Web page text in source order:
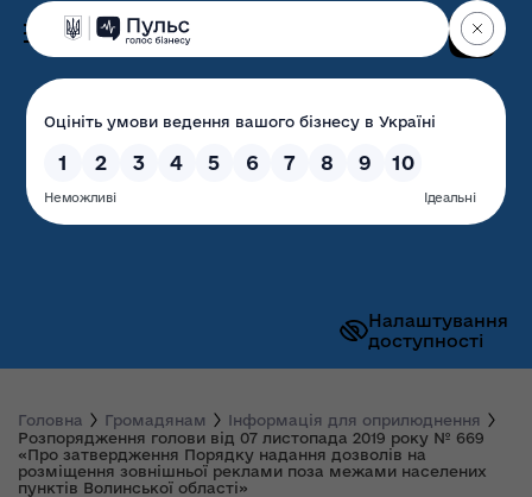
Налаштування
доступності
Волинська обласна
державна адміністрація
Головна Громадянам
Інформація для оприлюднення
Розпорядження голови від 07 листопада 2019 року № 669
«Про затвердження Порядку надання дозволів на
розміщення зовнішньої реклами поза межами населених
пунктів Волинської області»